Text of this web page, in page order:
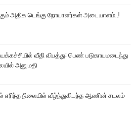
அதிக டெங்கு நோயாளர்கள் அடையாளம்..!
வீதி விபத்து: பெண் படுகாயமடைந்து
அனுமதி
எரிந்த நிலையில் வீழ்ந்துகிடந்த ஆணின் சடலம்